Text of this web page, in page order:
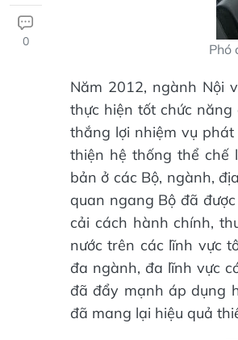
0 Phó
Năm 2012, ngành Nội
thực hiện tốt chức
thắng lợi nhiệm vụ
thiện hệ thống thể chế
bản ở các Bộ, ngành,
quan ngang Bộ đã
cải cách hành chính,
nước trên các lĩnh vực
đa ngành, đa lĩnh vực
đã đẩy mạnh áp dụng
đã mang lại hiệu quả